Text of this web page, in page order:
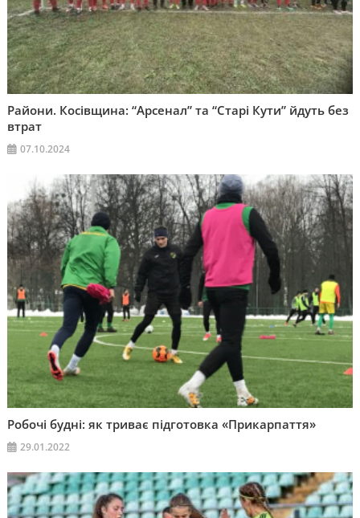
Райони. Косівщина: “Арсенал” та “Старі Кути” йдуть без
втрат
07.10.2024
Робочі будні: як триває підготовка «Прикарпаття»
29.01.2022